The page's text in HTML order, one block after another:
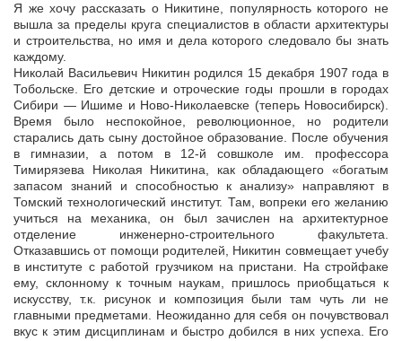
Я же хочу рассказать о Никитине, популярность которого не
вышла за пределы круга специалистов в области архитектуры
и строительства, но имя и дела которого следовало бы знать
каждому.
Николай Васильевич Никитин родился 15 декабря 1907 года в
Тобольске. Его детские и отроческие годы прошли в городах
Сибири — Ишиме и Ново-Николаевске (теперь Новосибирск).
Время было неспокойное, революционное, но родители
старались дать сыну достойное образование. После обучения
в гимназии, а потом в 12-й совшколе им. профессора
Тимирязева Николая Никитина, как обладающего «богатым
запасом знаний и способностью к анализу» направляют в
Томский технологический институт. Там, вопреки его желанию
учиться на механика, он был зачислен на архитектурное
отделение инженерно-строительного факультета.
Отказавшись от помощи родителей, Никитин совмещает учебу
в институте с работой грузчиком на пристани. На стройфаке
ему, склонному к точным наукам, пришлось приобщаться к
искусству, т.к. рисунок и композиция были там чуть ли не
главными предметами. Неожиданно для себя он почувствовал
вкус к этим дисциплинам и быстро добился в них успеха. Его